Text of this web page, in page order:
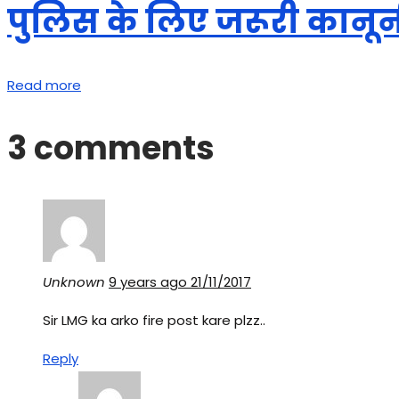
पुलिस के लिए जरूरी
Read more
3 comments
Unknown 9 years ago 21/11/2017
Sir LMG ka arko fire post kare plzz..
Reply